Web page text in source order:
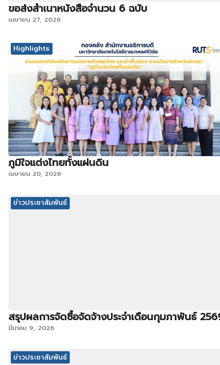
ขอส่งสำเนาหนังสือจำนวน 6 ฉบับ
เมษายน 27, 2026
Highlights
ภูมิใจแต่งไทยทั้งแผ่นดิน
เมษายน 20, 2026
ข่าวประชาสัมพันธ์
สรุปผลการจัดซื้อจัดจ้างประจำเดือนกุมภาพันธ์
มีนาคม 9, 2026
ข่าวประชาสัมพันธ์